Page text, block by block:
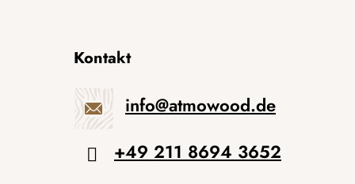
Kontakt
info@atmowood.de
+49 211 8694 3652